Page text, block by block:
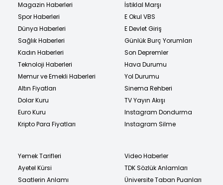
Magazin Haberleri
Spor Haberleri
Dünya Haberleri
Sağlık Haberleri
Kadın Haberleri
Teknoloji Haberleri
Memur ve Emekli Haberleri
Altın Fiyatları
Dolar Kuru
Euro Kuru
Kripto Para Fiyatları
İstiklal Marşı
E Okul VBS
E Devlet Giriş
Günlük Burç Yorumları
Son Depremler
Hava Durumu
Yol Durumu
Sinema Rehberi
TV Yayın Akışı
Instagram Dondurma
Instagram Silme
Yemek Tarifleri
Ayetel Kürsi
Saatlerin Anlamı
Video Haberler
TDK Sözlük Anlamları
Üniversite Taban Puanları